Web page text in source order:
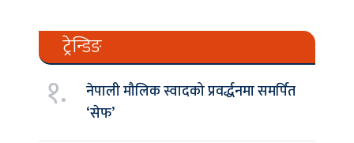
ट्रेन्डिङ
१.
नेपाली मौलिक स्वादको प्रवर्द्धनमा समर्पित
‘सेफ’